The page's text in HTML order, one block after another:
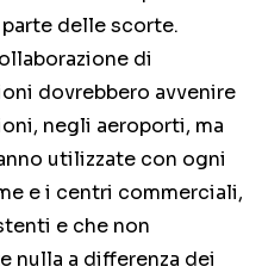
delle scorte.
di
dovrebbero avvenire
negli aeroporti, ma
utilizzate con ogni
e i centri commerciali,
e che non
nulla a differenza dei